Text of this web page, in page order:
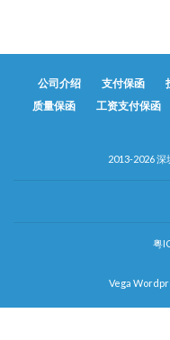
公司介绍 支付保函
质量保函
工资支付保函
2013-2026
粤
Vega